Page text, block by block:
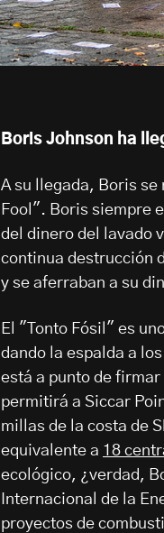
Boris Johnson ha
A su llegada, Boris se
Fool". Boris siempre
del dinero del lavado
continua destrucción
y se aferraban a su
El "Tonto Fósil" es
dando la espalda a
está a punto de
permitirá a Siccar
millas de la costa de
equivalente a 18
ecológico, ¿verdad,
Internacional de la
proyectos de